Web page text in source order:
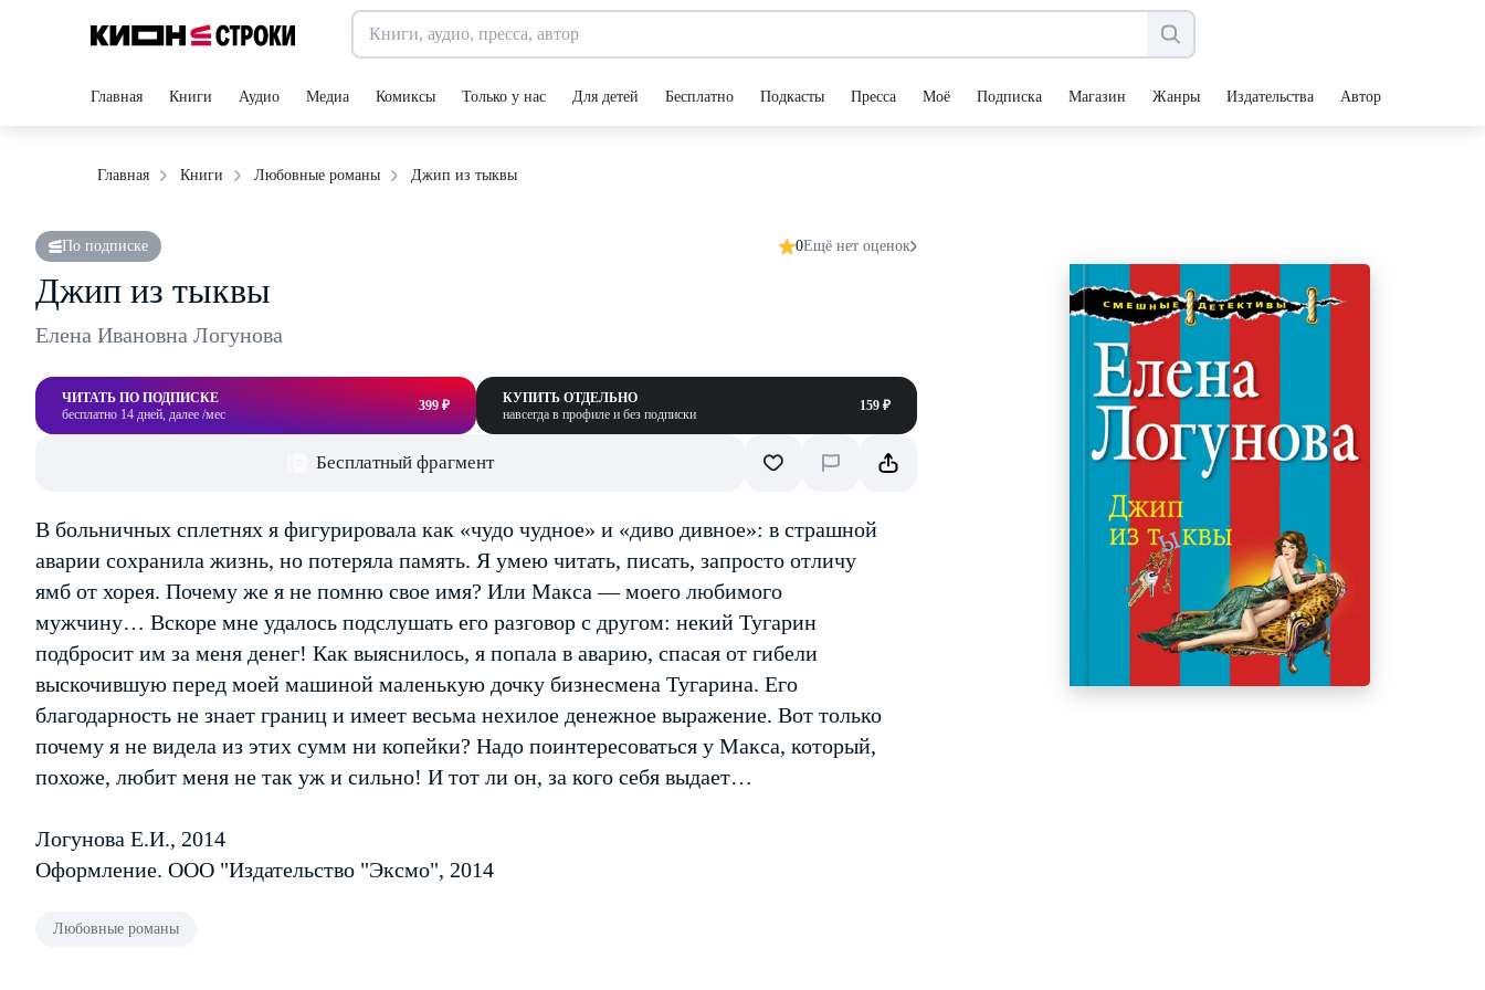
Главная Книги Аудио Медиа Комиксы Только у нас Для детей Бесплатно Подкасты Пресса Моё Подписка Магазин Жанры Издательства Авторы
Главная Книги Любовные романы Джип из тыквы
По подписке 0Ещё нет оценок
Джип из тыквы
Елена Ивановна Логунова
ЧИТАТЬ ПО ПОДПИСКЕ
бесплатно 14 дней, далее /мес
399 ₽
КУПИТЬ ОТДЕЛЬНО
навсегда в профиле и без подписки
159 ₽
Бесплатный фрагмент
В больничных сплетнях я фигурировала как «чудо чудное» и «диво дивное»: в страшной
аварии сохранила жизнь, но потеряла память. Я умею читать, писать, запросто отличу
ямб от хорея. Почему же я не помню свое имя? Или Макса — моего любимого
мужчину… Вскоре мне удалось подслушать его разговор с другом: некий Тугарин
подбросит им за меня денег! Как выяснилось, я попала в аварию, спасая от гибели
выскочившую перед моей машиной маленькую дочку бизнесмена Тугарина. Его
благодарность не знает границ и имеет весьма нехилое денежное выражение. Вот только
почему я не видела из этих сумм ни копейки? Надо поинтересоваться у Макса, который,
похоже, любит меня не так уж и сильно! И тот ли он, за кого себя выдает…
Логунова Е.И., 2014
Оформление. ООО "Издательство "Эксмо", 2014
Любовные романы